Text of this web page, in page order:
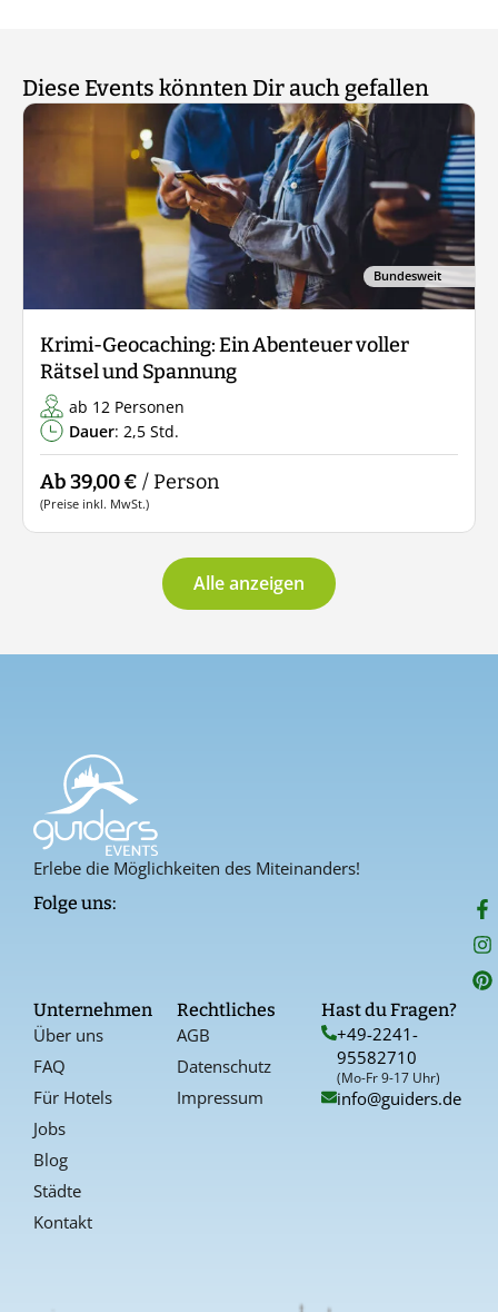
Diese Events könnten Dir auch gefallen
Bundesweit
Krimi-Geocaching: Ein Abenteuer voller
Rätsel und Spannung
ab 12 Personen
Dauer: 2,5 Std.
Ab 39,00 € / Person
(Preise inkl. MwSt.)
Alle anzeigen
Erlebe die Möglichkeiten des Miteinanders!
Folge uns: F
a
c
e
b
I
n
s
t
a
P
i
n
t
e
Unternehmen
Über uns
FAQ
Für Hotels
Jobs
Blog
Städte
Kontakt
Rechtliches
AGB
Datenschutz
Impressum
Hast du Fragen?
+49-2241-
95582710
(Mo-Fr 9-17 Uhr)
info@guiders.de